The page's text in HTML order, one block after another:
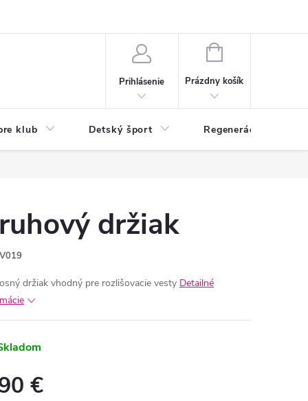
Prihlásenie
NÁKUPNÝ
Prázdny košík
klub Detský šport Regenerácia
držiak
V019
držiak vhodný pre rozlišovacie vesty Detailné
€